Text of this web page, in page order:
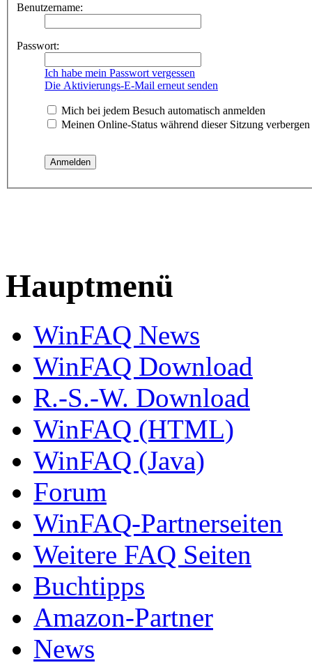
Benutzername:
Passwort:
Ich habe mein Passwort vergessen
Die Aktivierungs-E-Mail erneut senden
Mich bei jedem Besuch automatisch anmelden
Meinen Online-Status während dieser Sitzung verbergen
Hauptmenü
WinFAQ News
WinFAQ Download
R.-S.-W. Download
WinFAQ (HTML)
WinFAQ (Java)
Forum
WinFAQ-Partnerseiten
Weitere FAQ Seiten
Buchtipps
Amazon-Partner
News